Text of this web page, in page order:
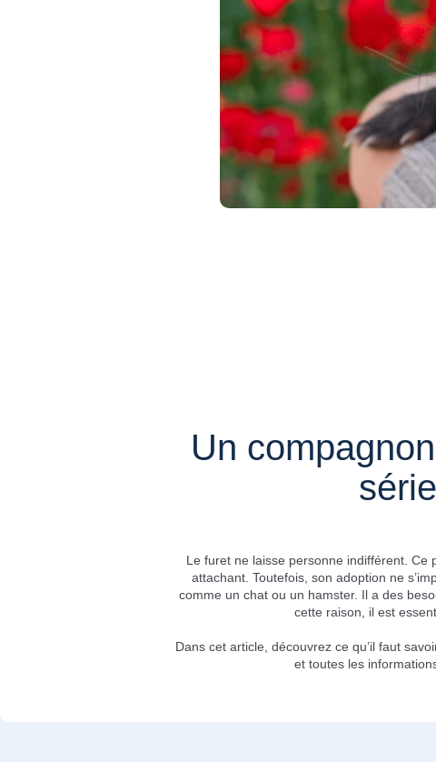
Un
Le furet ne laisse personne indifférent. Ce
attachant. Toutefois, son adoption ne
comme un chat ou un hamster. Il a des
cette raison, il est
Dans cet article, découvrez ce qu’il faut
et toutes les